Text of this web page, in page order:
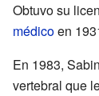
Obtuvo su
médicoen
En 1983,
vertebral que